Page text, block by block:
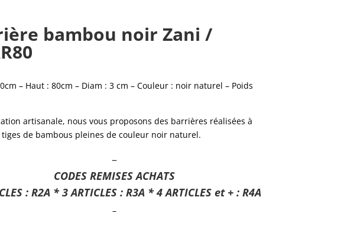
bambou noir Zani /
– Haut : 80cm – Diam : 3 cm – Couleur : noir naturel – Poids
artisanale, nous vous proposons des barrières réalisées à
de bambous pleines de couleur noir naturel.
–
CODES REMISES ACHATS
: R2A * 3 ARTICLES : R3A * 4 ARTICLES et + : R4A
–